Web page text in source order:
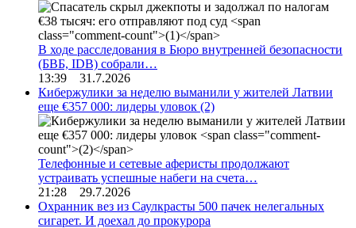
В ходе расследования в Бюро внутренней безопасности
(БВБ, IDB) собрали…
13:39 31.7.2026
Кибержулики за неделю выманили у жителей Латвии
еще €357 000: лидеры уловок (2)
Телефонные и сетевые аферисты продолжают
устраивать успешные набеги на счета…
21:28 29.7.2026
Охранник вез из Саулкрасты 500 пачек нелегальных
сигарет. И доехал до прокурора